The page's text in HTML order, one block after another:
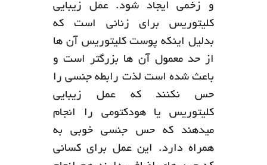
و زخمی ایجاد شود. عمل زیبایی
کلیتوریس برای زنانی است که
بدلیل اینکه پوست کلیتوریس آن ها
از حد معمول آن ها بزرگتر است و
باعث شده است لذت رابطه جنسی را
حس نکنند که عمل زیبایی
کلیتوریس یا هودکتومی را انجام
میدهند که حس جنسی خوبی به
همراه دارد. این عمل برای کسانی